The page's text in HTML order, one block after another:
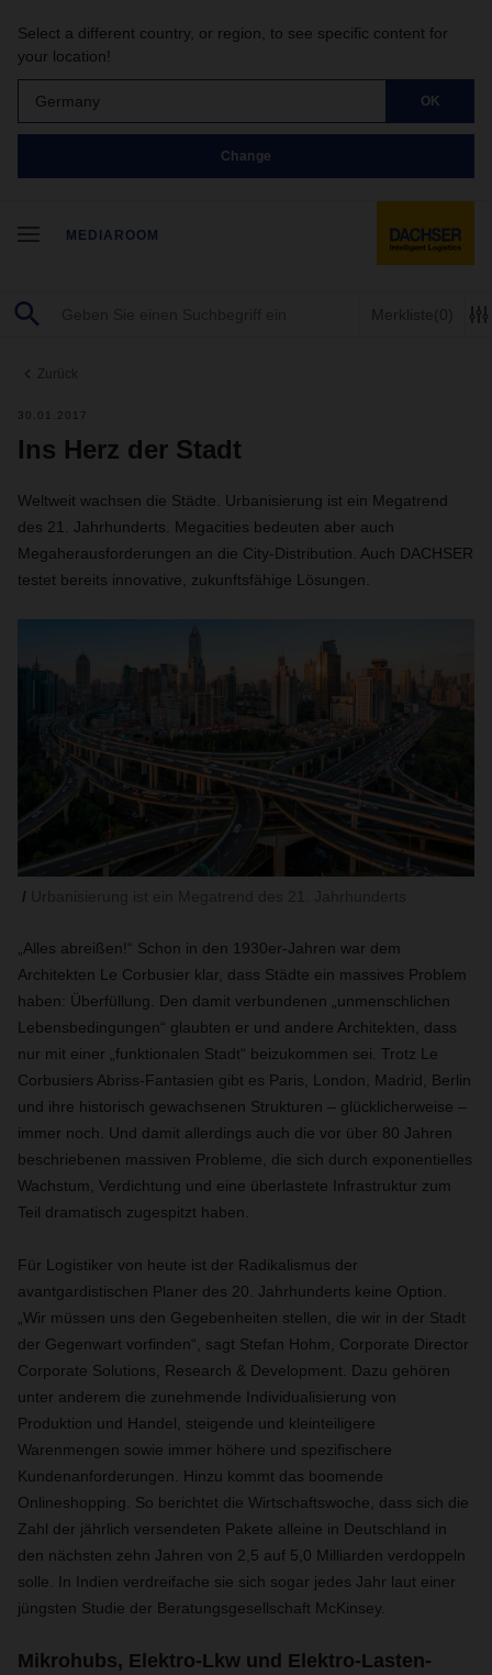
Select a different country, or region, to see specific content for
your location!
Germany OK
Change
MEDIAROOM
Merkliste(0)
Zurück
30.01.2017
Ins Herz der Stadt
Weltweit wachsen die Städte. Urbanisierung ist ein Megatrend
des 21. Jahrhunderts. Megacities bedeuten aber auch
Megaherausforderungen an die City-Distribution. Auch DACHSER
testet bereits innovative, zukunftsfähige Lösungen.
„Alles abreißen!“ Schon in den 1930er-Jahren war dem
Architekten Le Corbusier klar, dass Städte ein massives Problem
haben: Überfüllung. Den damit verbundenen „unmenschlichen
Lebensbedingungen“ glaubten er und andere Architekten, dass
nur mit einer „funktionalen Stadt“ beizukommen sei. Trotz Le
Corbusiers Abriss-Fantasien gibt es Paris, London, Madrid, Berlin
und ihre historisch gewachsenen Strukturen – glücklicherweise –
immer noch. Und damit allerdings auch die vor über 80 Jahren
beschriebenen massiven Probleme, die sich durch exponentielles
Wachstum, Verdichtung und eine überlastete Infrastruktur zum
Teil dramatisch zugespitzt haben.
Für Logistiker von heute ist der Radikalismus der
avantgardistischen Planer des 20. Jahrhunderts keine Option.
„Wir müssen uns den Gegebenheiten stellen, die wir in der Stadt
der Gegenwart vorfinden“, sagt Stefan Hohm, Corporate Director
Corporate Solutions, Research & Development. Dazu gehören
unter anderem die zunehmende Individualisierung von
Produktion und Handel, steigende und kleinteiligere
Warenmengen sowie immer höhere und spezifischere
Kundenanforderungen. Hinzu kommt das boomende
Onlineshopping. So berichtet die Wirtschaftswoche, dass sich die
Zahl der jährlich versendeten Pakete alleine in Deutschland in
den nächsten zehn Jahren von 2,5 auf 5,0 Milliarden verdoppeln
solle. In Indien verdreifache sie sich sogar jedes Jahr laut einer
jüngsten Studie der Beratungsgesellschaft McKinsey.
Mikrohubs, Elektro-Lkw und Elektro-Lasten-